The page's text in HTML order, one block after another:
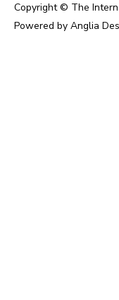
Copyright © The
Powered by Anglia